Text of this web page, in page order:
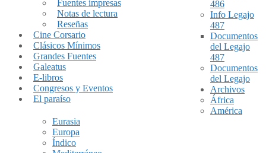
Fuentes impresas
Notas de lectura
Reseñas
Cine Corsario
Clásicos Mínimos
Grandes Fuentes
Galeatus
E-libros
Congresos y Eventos
El paraíso
486
Info Legajo
487
Documentos
del Legajo
487
Documentos
del Legajo
Archivos
África
América
Eurasia
Europa
Índico